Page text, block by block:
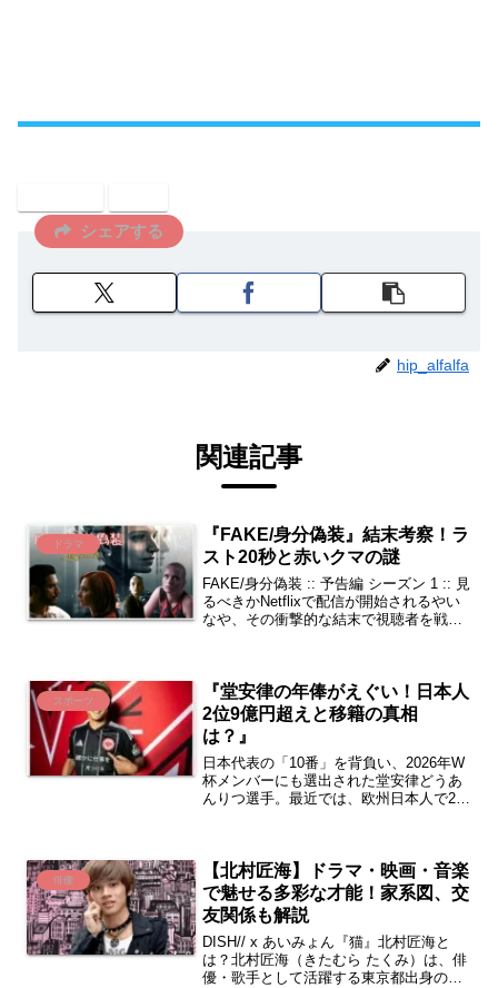
シェアする
hip_alfalfa
関連記事
ドラマ
『FAKE/身分偽装』結末考察！ラ
スト20秒と赤いクマの謎
FAKE/身分偽装 :: 予告編 シーズン 1 :: 見
るべきかNetflixで配信が開始されるやい
なや、その衝撃的な結末で視聴者を戦慄
スポーツ
『堂安律の年俸がえぐい！日本人
2位9億円超えと移籍の真相
は？』
日本代表の「10番」を背負い、2026年W
杯メンバーにも選出された堂安律どうあ
んりつ選手。最近では、欧州日本人で2位
り噂のある明松美...
俳優
【北村匠海】ドラマ・映画・音楽
で魅せる多彩な才能！家系図、交
友関係も解説
DISH// x あいみょん『猫』北村匠海と
は？北村匠海（きたむら たくみ）は、俳
優・歌手として活躍する東京都出身のア